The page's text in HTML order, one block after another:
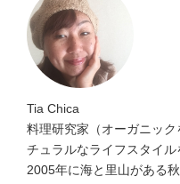
Tia Chica
料理研究家（オーガニッ
チュラルなライフスタイル
2005年に海と里山がある